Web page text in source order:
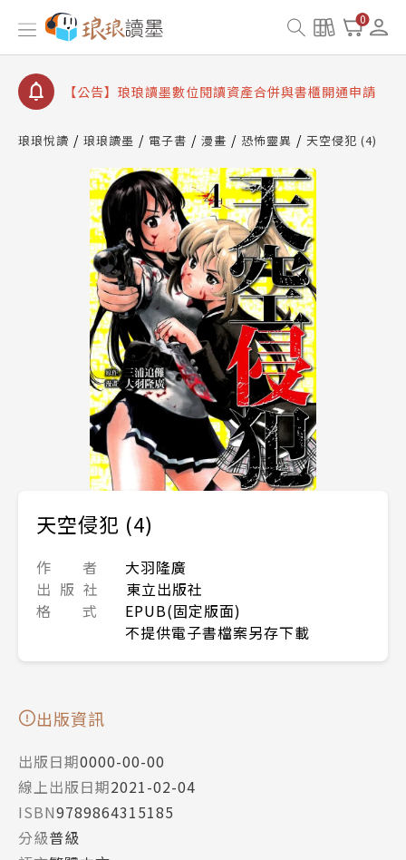
0
【公告】琅琅書店服務升級重要說明及資產合併結果
查詢
【公告】因 Readmoo 讀墨系統維護中，本站同步暫
【公告】琅琅讀墨數位閱讀資產合併與書櫃開通申請
請圖文教學
【公告】琅琅書店服務升級重要說明及資產合併結果
查詢
【公告】因 Readmoo 讀墨系統維護中，本站同步暫
停部分閱讀服務
琅琅悅讀 琅琅讀墨 電子書 漫畫 恐怖靈異 天空侵犯 (4)
天空侵犯 (4)
作 者
大羽隆廣
出 版 社
東立出版社
格 式
EPUB(固定版面)
不提供電子書檔案另存下載
出版資訊
出版日期0000-00-00
線上出版日期2021-02-04
ISBN9789864315185
分級普級